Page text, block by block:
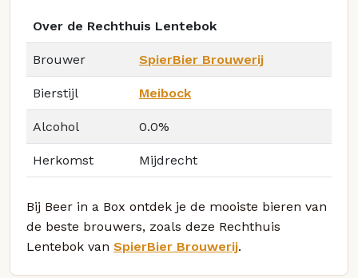
Over de Rechthuis Lentebok
Brouwer SpierBier Brouwerij
Bierstijl Meibock
Alcohol 0.0%
Herkomst Mijdrecht
Bij Beer in a Box ontdek je de mooiste bieren van
de beste brouwers, zoals deze Rechthuis
Lentebok van SpierBier Brouwerij.